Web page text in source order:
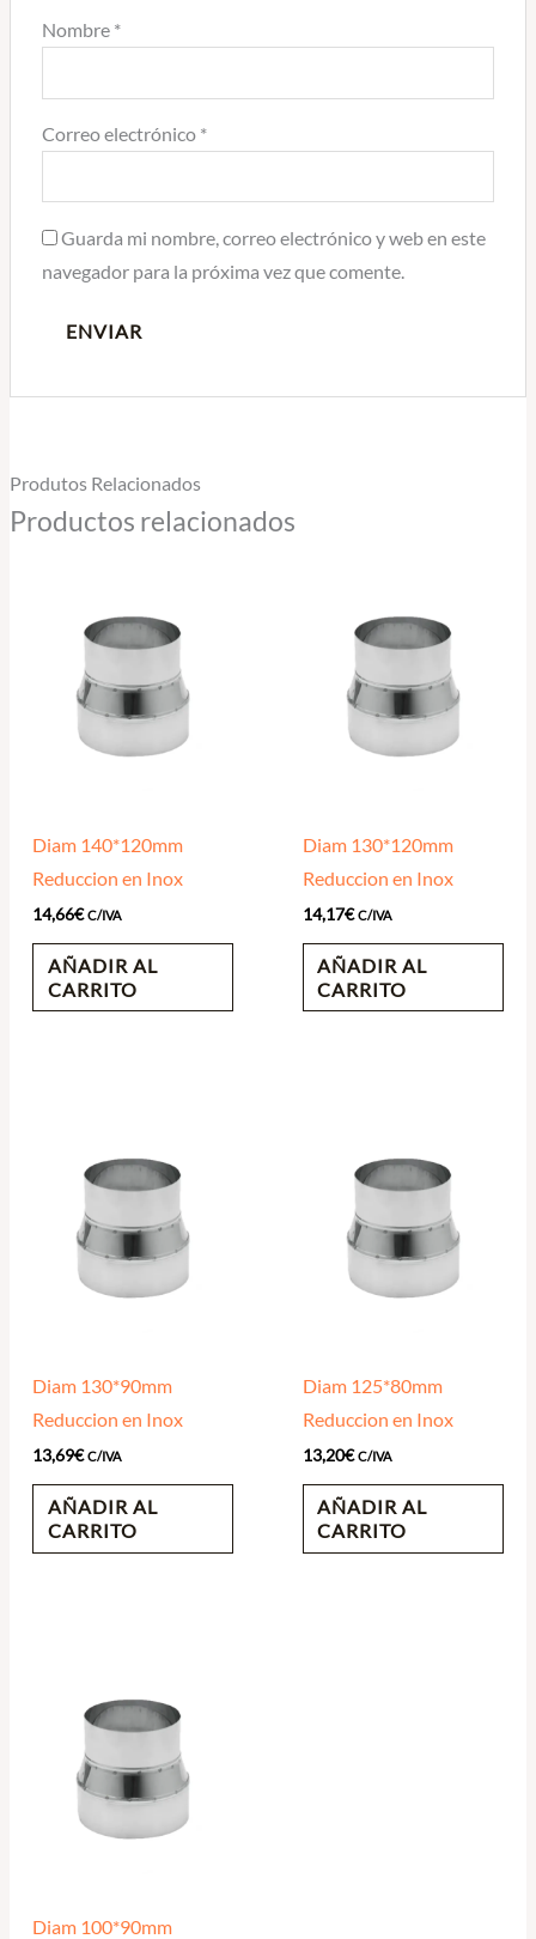
Nombre *
Correo electrónico *
Guarda mi nombre, correo electrónico y web en este
navegador para la próxima vez que comente.
Produtos Relacionados
Productos relacionados
Diam 140*120mm
Reduccion en Inox
14,66€ C/IVA
AÑADIR AL
CARRITO
Diam 130*120mm
Reduccion en Inox
14,17€ C/IVA
AÑADIR AL
CARRITO
Diam 130*90mm
Reduccion en Inox
13,69€ C/IVA
AÑADIR AL
CARRITO
Diam 125*80mm
Reduccion en Inox
13,20€ C/IVA
AÑADIR AL
CARRITO
Diam 100*90mm